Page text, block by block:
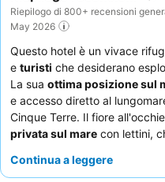
Riepilogo di 800+ recensioni
May 2026
Questo hotel è un vivace
e turisti che desiderano
La sua ottima posizione sul
e accesso diretto al
Cinque Terre. Il fiore
privata sul mare con lettini,
gentilezza e la
Continua a leggere